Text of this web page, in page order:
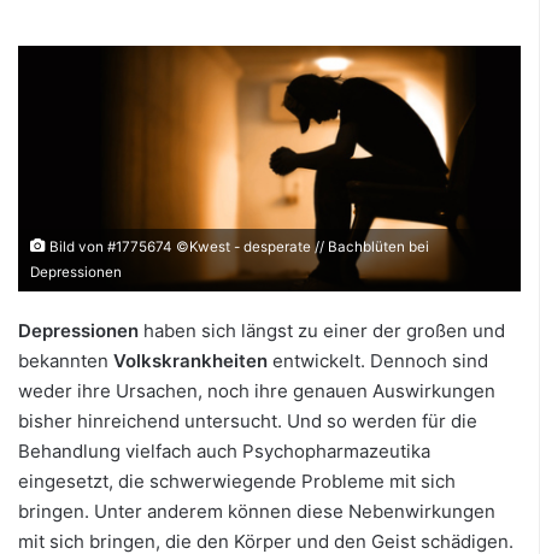
Bild von #1775674 ©Kwest - desperate // Bachblüten bei
Depressionen
Depressionen haben sich längst zu einer der großen und
bekannten Volkskrankheiten entwickelt. Dennoch sind
weder ihre Ursachen, noch ihre genauen Auswirkungen
bisher hinreichend untersucht. Und so werden für die
Behandlung vielfach auch Psychopharmazeutika
eingesetzt, die schwerwiegende Probleme mit sich
bringen. Unter anderem können diese Nebenwirkungen
mit sich bringen, die den Körper und den Geist schädigen.